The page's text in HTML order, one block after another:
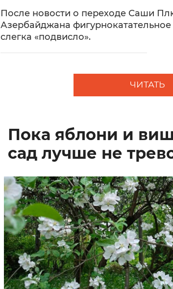
После новости о переходе Саши
Азербайджана
слегка «подвисло».
ЧИТАТЬ
Пока яблони и
сад лучше не